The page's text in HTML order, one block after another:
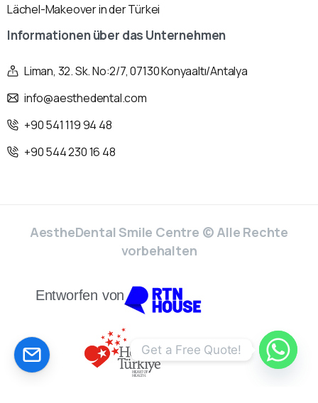
Lächel-Makeover in der Türkei
Informationenüber das Unternehmen
Liman, 32. Sk. No:2/7, 07130 Konyaaltı/Antalya
info@aesthedental.com
+90 541 119 94 48
+90 544 230 16 48
AestheDental Smile Centre © Alle Rechte
vorbehalten
Entworfen von
CALCULATE YOUR PRİCE!
Get a Free Quote!